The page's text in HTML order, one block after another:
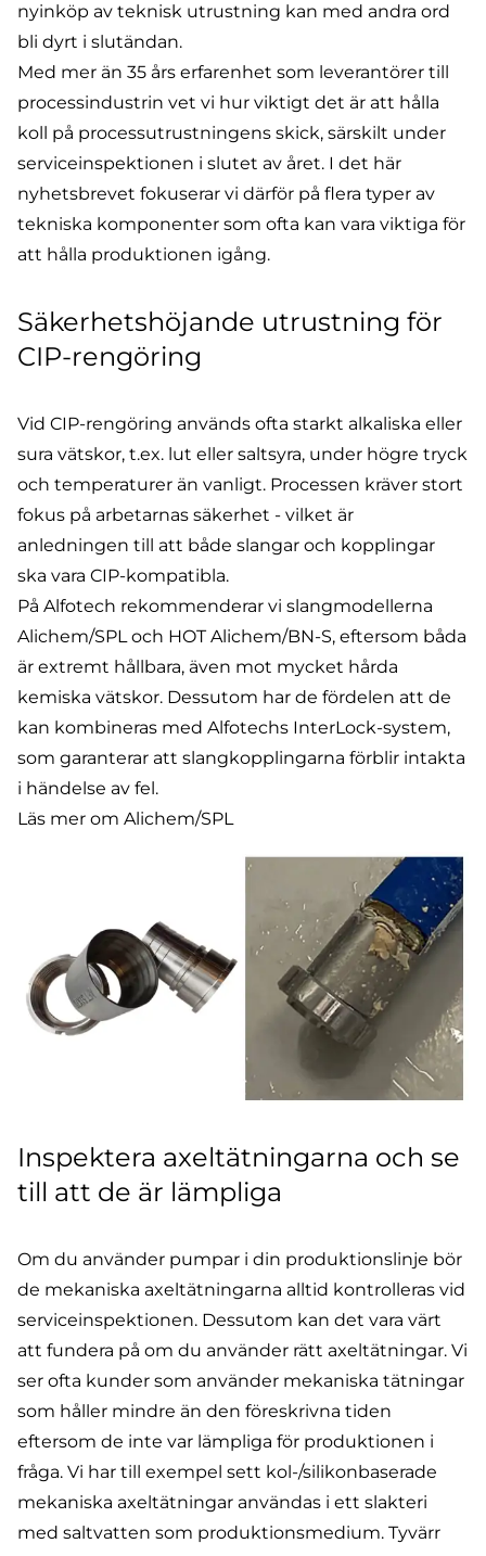
nyinköp av teknisk utrustning kan med andra ord
bli dyrt i slutändan.
Med mer än 35 års erfarenhet som leverantörer till
processindustrin vet vi hur viktigt det är att hålla
koll på processutrustningens skick, särskilt under
serviceinspektionen i slutet av året. I det här
nyhetsbrevet fokuserar vi därför på flera typer av
tekniska komponenter som ofta kan vara viktiga för
att hålla produktionen igång.
Säkerhetshöjande utrustning för
CIP-rengöring
Vid CIP-rengöring används ofta starkt alkaliska eller
sura vätskor, t.ex. lut eller saltsyra, under högre tryck
och temperaturer än vanligt. Processen kräver stort
fokus på arbetarnas säkerhet - vilket är
anledningen till att både slangar och kopplingar
ska vara CIP-kompatibla.
På Alfotech rekommenderar vi slangmodellerna
Alichem/SPLoch HOT Alichem/BN-S, eftersom båda
är extremt hållbara, även mot mycket hårda
kemiska vätskor. Dessutom har de fördelen att de
kan kombineras med Alfotechs InterLock-system,
som garanterar att slangkopplingarna förblir intakta
i händelse av fel.
Läs mer om Alichem/SPL
Inspektera axeltätningarna och se
till att de är lämpliga
Om du använder pumpar i din produktionslinje bör
de mekaniska axeltätningarna alltid kontrolleras vid
serviceinspektionen. Dessutom kan det vara värt
att fundera på om du använder rätt axeltätningar. Vi
ser ofta kunder som använder mekaniska tätningar
som håller mindre än den föreskrivna tiden
eftersom de inte var lämpliga för produktionen i
fråga. Vi har till exempel sett kol-/silikonbaserade
mekaniska axeltätningar användas i ett slakteri
med saltvatten som produktionsmedium. Tyvärr